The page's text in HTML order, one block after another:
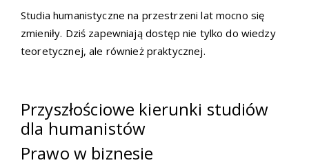
Studia humanistyczne na przestrzeni lat mocno się
zmieniły. Dziś zapewniają dostęp nie tylko do wiedzy
teoretycznej, ale również praktycznej.
Przyszłościowe kierunki studiów
dla humanistów
Prawo w biznesie